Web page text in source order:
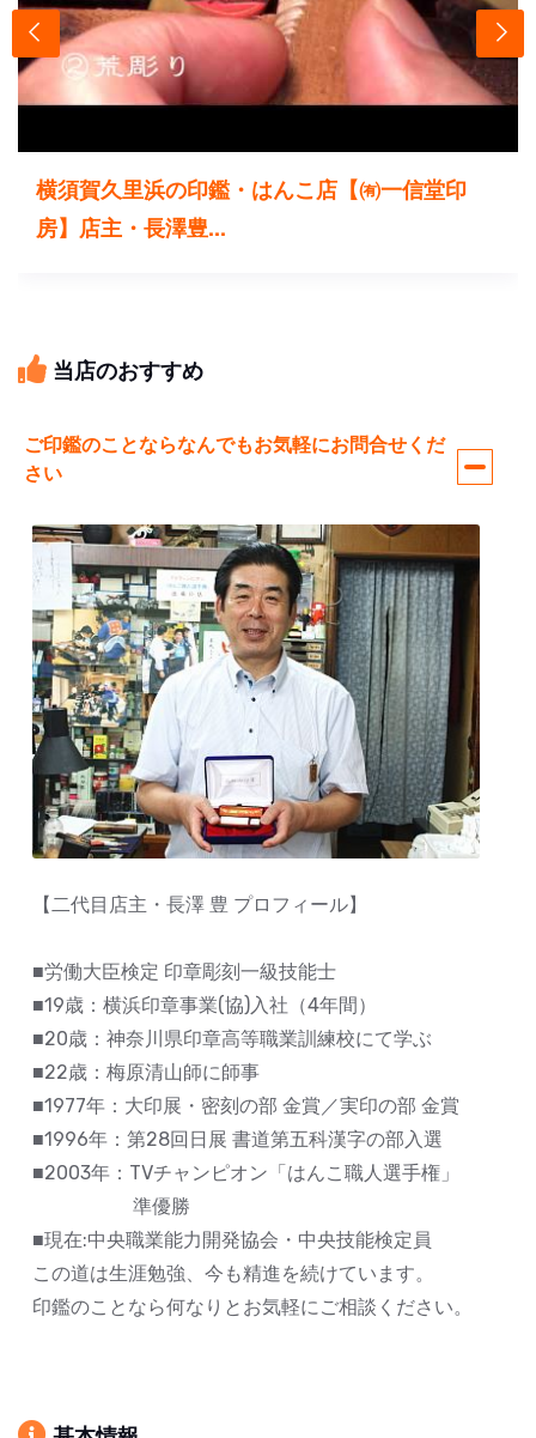
横須賀久里浜の印鑑・はんこ店【㈲一信堂印
房】店主・長澤豊...
当店のおすすめ
ご印鑑のことならなんでもお気軽にお問合せくだ
さい
【二代目店主・長澤 豊 プロフィール】
■労働大臣検定 印章彫刻一級技能士
■19歳：横浜印章事業(協)入社（4年間）
■20歳：神奈川県印章高等職業訓練校にて学ぶ
■22歳：梅原清山師に師事
■1977年：大印展・密刻の部 金賞／実印の部 金賞
■1996年：第28回日展 書道第五科漢字の部入選
■2003年：TVチャンピオン「はんこ職人選手権」
準優勝
■現在:中央職業能力開発協会・中央技能検定員
この道は生涯勉強、今も精進を続けています。
印鑑のことなら何なりとお気軽にご相談ください。